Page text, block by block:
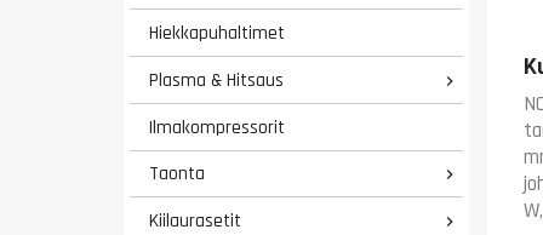
Hiekkapuhaltimet
Plasma & Hitsaus

Ilmakompressorit
Taonta

Kiilaurasetit 